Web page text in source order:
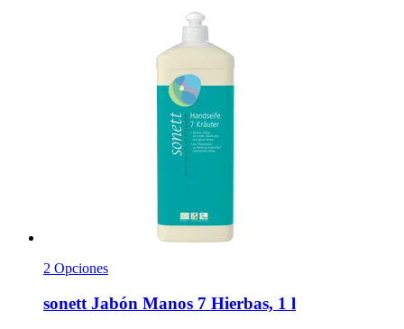
2 Opciones
sonett Jabón Manos 7 Hierbas, 1 l